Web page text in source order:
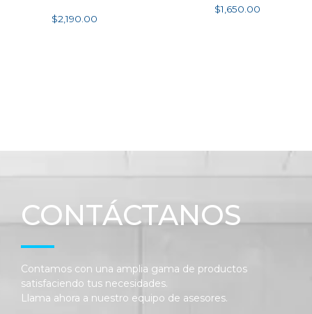
$2,190.00
$1,650.00
CONTÁCTANOS
Contamos con una amplia gama de productos
satisfaciendo tus necesidades.
Llama ahora a nuestro equipo de asesores.